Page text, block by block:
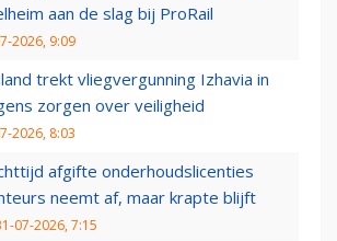
aan de slag bij ProRail
2026, 9:09
trekt vliegvergunning Izhavia in
zorgen over veiligheid
2026, 8:03
afgifte onderhoudslicenties
neemt af, maar krapte blijft
07-2026, 7:15